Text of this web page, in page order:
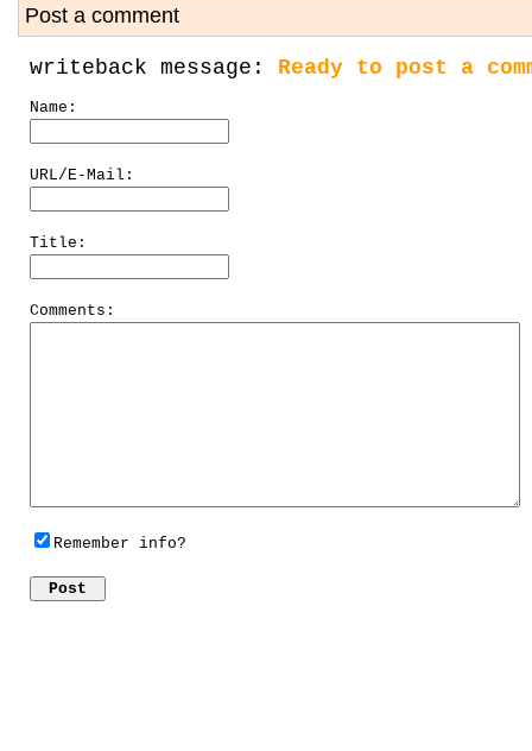
Post a comment
writeback message: Ready to post a
Name:
URL/E-Mail:
Title:
Comments:
Remember info?